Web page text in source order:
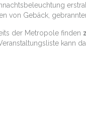
von Gebäck,
der Metropole finden
kann